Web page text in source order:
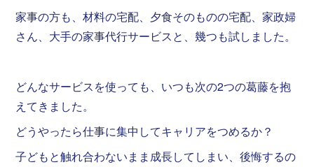
家事の方も、材料の宅配、夕食そのものの宅配、家政婦
さん、大手の家事代行サービスと、幾つも試しました。
どんなサービスを使っても、いつも次の2つの葛藤を抱
えてきました。
どうやったら仕事に集中してキャリアをつめるか？
子どもと触れ合わないまま成長してしまい、後悔するの